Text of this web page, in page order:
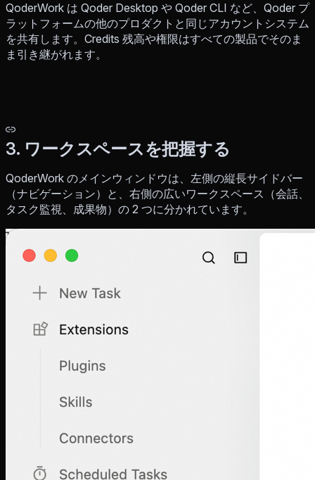
QoderWork は Qoder Desktop や Qoder CLI など、Qoder プ
ラットフォームの他のプロダクトと同じアカウントシステム
を共有します。Credits 残高や権限はすべての製品でそのま
ま引き継がれます。
3. ワークスペースを把握する
QoderWork のメインウィンドウは、左側の縦長サイドバー
（ナビゲーション）と、右側の広いワークスペース（会話、
タスク監視、成果物）の 2 つに分かれています。